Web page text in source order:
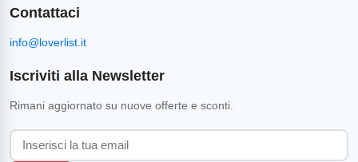
Contattaci
info@loverlist.it
Iscriviti alla Newsletter
Rimani aggiornato su nuove offerte e sconti.